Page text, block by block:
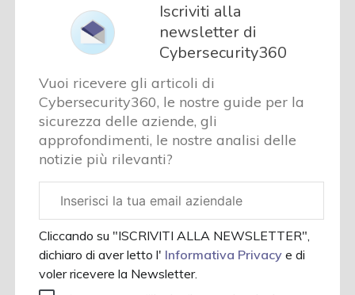
Iscriviti alla
newsletter di
Cybersecurity360
Vuoi ricevere gli articoli di
Cybersecurity360, le nostre guide per la
sicurezza delle aziende, gli
approfondimenti, le nostre analisi delle
notizie più rilevanti?
aziendale
Cliccando su "ISCRIVITI ALLA NEWSLETTER",
dichiaro di aver letto l' Informativa Privacye di
voler ricevere la Newsletter.